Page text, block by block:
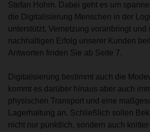
Stefan Hohm. Dabei geht es um
die Digitalisierung Menschen in der
unterstützt, Vernetzung voranbringt und
nachhaltigen Erfolg unserer Kunden
Antworten finden Sie ab Seite 7.
Digitalisierung bestimmt auch die
kommt es darüber hinaus aber auch
physischen Transport und eine
Lagerhaltung an. Schließlich sollen
nicht nur pünktlich, sondern auch